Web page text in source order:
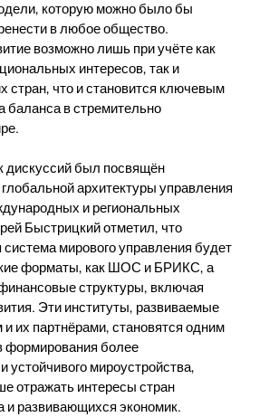
которую можно было бы
в любое общество.
возможно лишь при учёте как
интересов, так и
стран, что и становится ключевым
баланса в стремительно
дискуссий был посвящён
архитектуры управления
и региональных
Быстрицкий отметил, что
мирового управления будет
форматы, как ШОС и БРИКС, а
структуры, включая
Эти институты, развиваемые
их партнёрами, становятся одним
формирования более
устойчивого мироустройства,
отражать интересы стран
и развивающихся экономик.